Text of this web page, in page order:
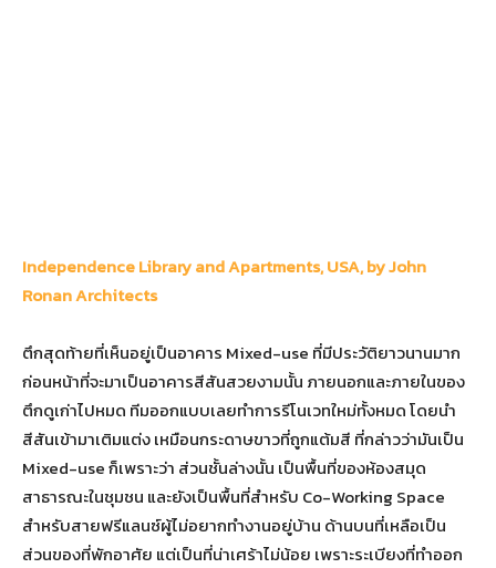
Independence Library and Apartments, USA, by John
Ronan Architects
ตึกสุดท้ายที่เห็นอยู่เป็นอาคาร Mixed-use ที่มีประวัติยาวนานมาก
ก่อนหน้าที่จะมาเป็นอาคารสีสันสวยงามนั้น ภายนอกและภายในของ
ตึกดูเก่าไปหมด ทีมออกแบบเลยทำการรีโนเวทใหม่ทั้งหมด โดยนำ
สีสันเข้ามาเติมแต่ง เหมือนกระดาษขาวที่ถูกแต้มสี ที่กล่าวว่ามันเป็น
Mixed-use ก็เพราะว่า ส่วนชั้นล่างนั้น เป็นพื้นที่ของห้องสมุด
สาธารณะในชุมชน และยังเป็นพื้นที่สำหรับ Co-Working Space
สำหรับสายฟรีแลนซ์ผู้ไม่อยากทำงานอยู่บ้าน ด้านบนที่เหลือเป็น
ส่วนของที่พักอาศัย แต่เป็นที่น่าเศร้าไม่น้อย เพราะระเบียงที่ทำออก